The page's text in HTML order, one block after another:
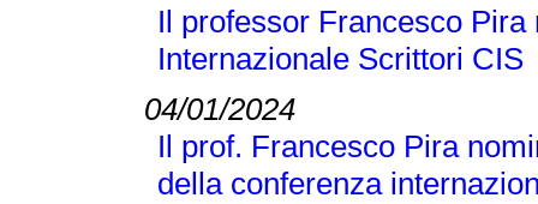
Il professor Francesco
Internazionale Scrittori CIS
04/01/2024
Il prof. Francesco Pira
della conferenza